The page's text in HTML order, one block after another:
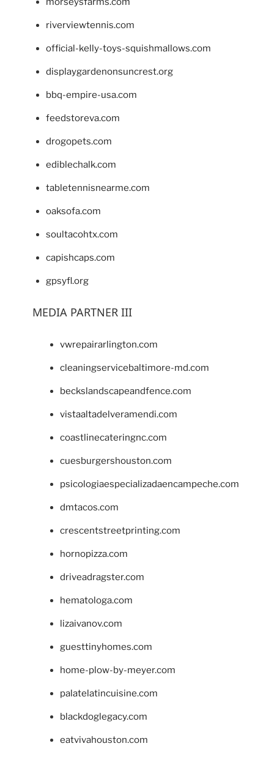
riverviewtennis.com
official-kelly-toys-squishmallows.com
displaygardenonsuncrest.org
bbq-empire-usa.com
feedstoreva.com
drogopets.com
ediblechalk.com
tabletennisnearme.com
oaksofa.com
soultacohtx.com
capishcaps.com
gpsyfl.org
MEDIA PARTNER III
vwrepairarlington.com
cleaningservicebaltimore-md.com
beckslandscapeandfence.com
vistaaltadelveramendi.com
coastlinecateringnc.com
cuesburgershouston.com
psicologiaespecializadaencampeche.com
dmtacos.com
crescentstreetprinting.com
hornopizza.com
driveadragster.com
hematologa.com
lizaivanov.com
guesttinyhomes.com
home-plow-by-meyer.com
palatelatincuisine.com
blackdoglegacy.com
eatvivahouston.com